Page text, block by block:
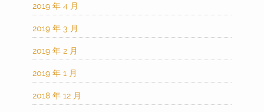
2019 年 4 月
2019 年 3 月
2019 年 2 月
2019 年 1 月
2018 年 12 月